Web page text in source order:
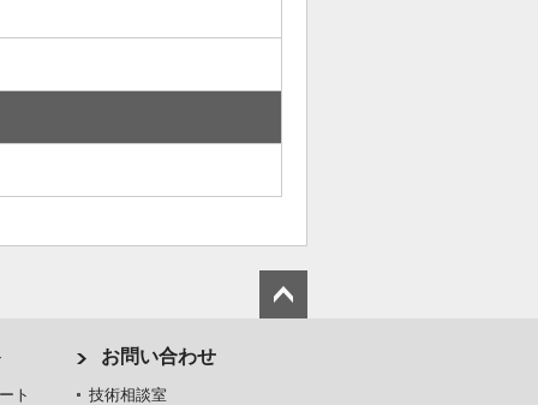
ト
お問い合わせ
技術相談室